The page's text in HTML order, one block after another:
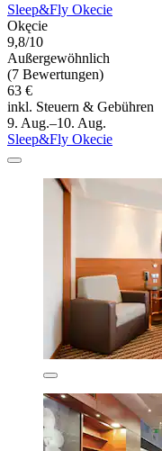
Sleep&Fly Okecie
Okęcie
9,8/10
Außergewöhnlich
(7 Bewertungen)
63 €
inkl. Steuern & Gebühren
9. Aug.–10. Aug.
Sleep&Fly Okecie